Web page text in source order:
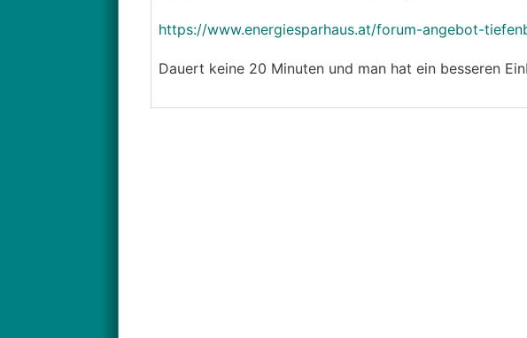
https://www.energiesparhaus.at/forum-angebot-
Dauert keine 20 Minuten und man hat ein besseren